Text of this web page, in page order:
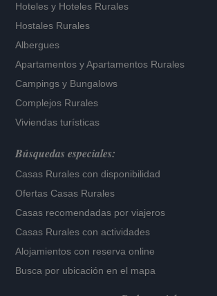
Hoteles y Hoteles Rurales
Hostales Rurales
Albergues
Apartamentos yApartamentos Rurales
Campings y Bungalows
Complejos Rurales
Viviendas turísticas
Búsquedas especiales:
Casas Rurales con disponibilidad
Ofertas Casas Rurales
Casas recomendadas por viajeros
Casas Rurales con actividades
Alojamientos con reserva online
Busca por ubicación en el mapa